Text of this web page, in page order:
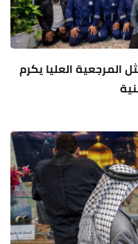
المرجعية العليا يكرم